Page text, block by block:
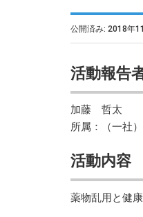
公開済み: 2018年
活動報告
加藤 哲太
所属：（一社
活動内容
薬物乱用と健康